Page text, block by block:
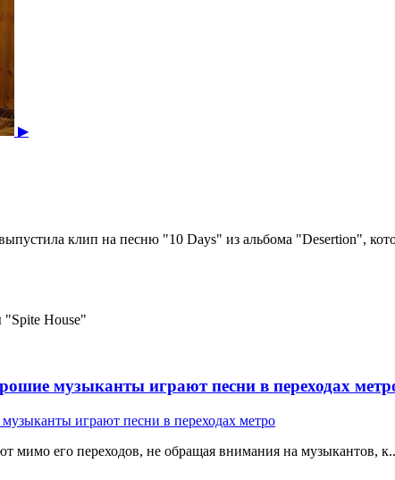
▶
клип на песню "10 Days" из альбома "Desertion",
House"
музыканты играют песни в переходах
мимо его переходов, не обращая внимания на музыкантов,